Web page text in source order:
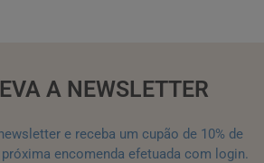
A NEWSLETTER
e receba um cupão de 10% de
encomenda efetuada com login.